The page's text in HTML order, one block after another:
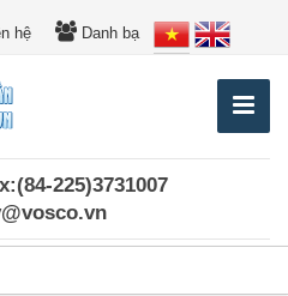
hệ Danh bạ
225)3731007